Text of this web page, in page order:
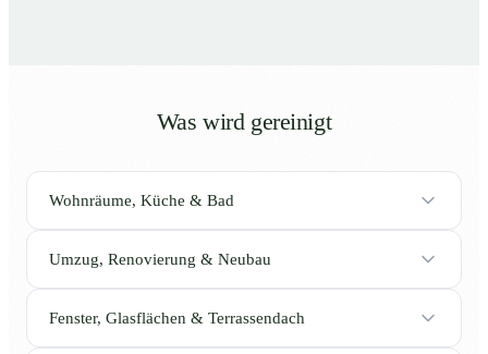
Was wird gereinigt
Wohnräume, Küche & Bad
Umzug, Renovierung & Neubau
Fenster, Glasflächen & Terrassendach